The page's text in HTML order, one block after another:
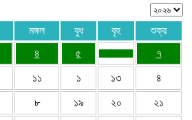
মঙ্গল বুধ বৃহ
শুক্র
৪ ৫ ৭
১১ ১ ১৩ ৪
৮ ১৯ ২০ ২১